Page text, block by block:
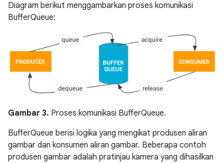
Diagram berikut menggambarkan proses komunikasi
BufferQueue:
Gambar 3. Proses komunikasi BufferQueue.
BufferQueue berisi logika yang mengikat produsen aliran
gambar dan konsumen aliran gambar. Beberapa contoh
produsen gambar adalah pratinjau kamera yang dihasilkan